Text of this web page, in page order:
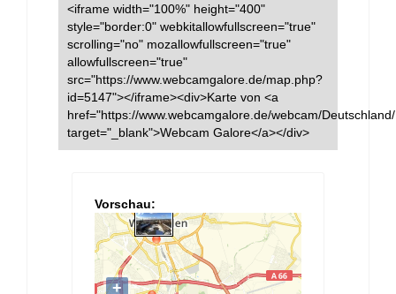
<iframe width="100%" height="400"
style="border:0" webkitallowfullscreen="true"
scrolling="no" mozallowfullscreen="true"
allowfullscreen="true"
src="https://www.webcamgalore.de/map.php?
id=5147"></iframe><div>Karte von <a
href="https://www.webcamgalore.de/webcam/
target="_blank">Webcam Galore</a></div>
Vorschau: